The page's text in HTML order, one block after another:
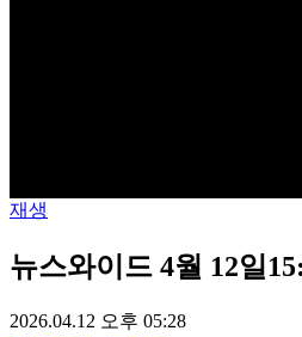
재생
뉴스와이드 4월 12일
2026.04.12 오후 05:28